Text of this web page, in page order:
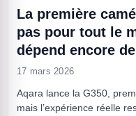
La première
pas pour tout le
dépend encore
17 mars 2026
Aqara lance la G350,
mais l’expérience réelle